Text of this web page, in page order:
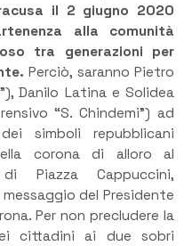
il 2 giugno 2020
alla comunità
tra generazioni per
Perciò, saranno Pietro
Danilo Latina e Solidea
“S. Chindemi”) ad
simboli repubblicani
corona di alloro al
Piazza Cappuccini,
del Presidente
Per non precludere la
cittadini ai due sobri